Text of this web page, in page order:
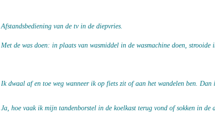
Afstandsbediening van de tv in de diepvries.
Met de was doen: in plaats van wasmiddel in de wasmachine doen,
Ik dwaal af en toe weg wanneer ik op fiets zit of aan het wandelen ben. Dan
Ja, hoe vaak ik mijn tandenborstel in de koelkast terug vond of sokken in de